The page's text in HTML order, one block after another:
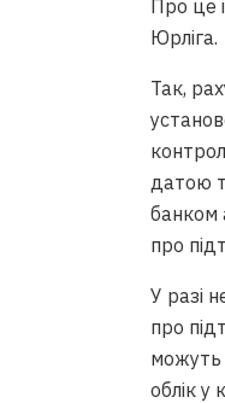
Про це
Юрліга.
Так,
датою
банком
про
У разі
про
можуть
облік у